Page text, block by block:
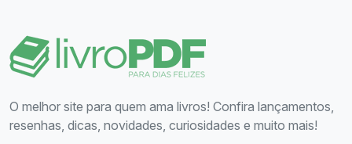
O melhor site para quem ama livros! Confira lançamentos,
resenhas, dicas, novidades, curiosidades e muito mais!